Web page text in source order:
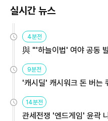
실시간 뉴스
4분전
與 "'하늘이법' 여야 공동
9분전
'캐시딜' 캐시워크 돈 버는
14분전
관세전쟁 '엔드게임' 윤곽